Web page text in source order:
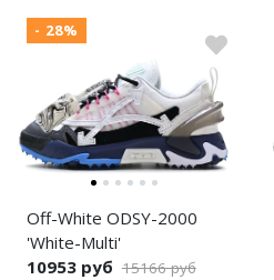
- 28%
Off-White ODSY-2000
'White-Multi'
10953 руб 15166 руб